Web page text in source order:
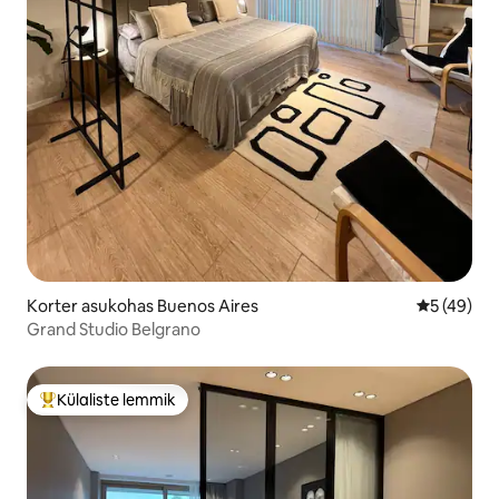
Korter asukohas Buenos Aires Keskmine
5 (49)
Grand Studio Belgrano
Külaliste suur lemmik
Külaliste lemmik